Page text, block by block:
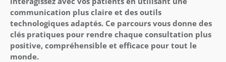
communication plus claire et des outils
technologiques adaptés. Ce parcours vous donne des
clés pratiques pour rendre chaque consultation plus
positive, compréhensible et efficace pour tout le
monde.